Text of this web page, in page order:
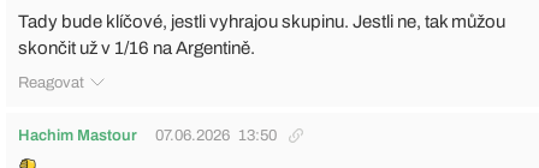
Tady bude klíčové, jestli vyhrajou skupinu. Jestli ne, tak můžou
skončit už v 1/16 na Argentině.
Reagovat
Hachim Mastour 07.06.2026 13:50